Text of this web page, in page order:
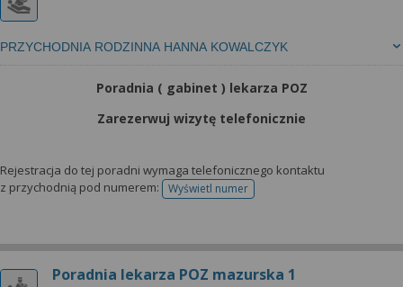
PRZYCHODNIA RODZINNA HANNA KOWALCZYK
Poradnia ( gabinet ) lekarza POZ
Zarezerwuj wizytę telefonicznie
Rejestracja do tej poradni wymaga telefonicznego kontaktu
z przychodnią pod numerem:
Wyświetl numertelefonu do rejestracji
Poradnia lekarza POZ mazurska 1